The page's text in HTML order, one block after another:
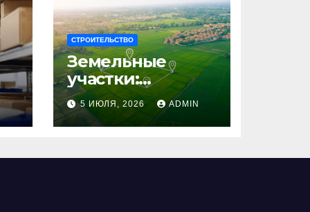
СТРОИТЕЛЬСТВО
Земельные
участки:
правовые
аспекты, виды и
возможности
5 ИЮЛЯ, 2026 ADMIN